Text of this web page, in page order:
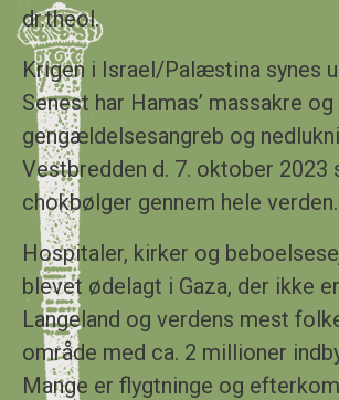
dr.theol.
Krigen i Israel/Palæstina synes
Senest har Hamas’ massakre
gengældelsesangreb og
Vestbredden d. 7. oktober 2023
chokbølger gennem hele verden.
Hospitaler, kirker og
blevet ødelagt i Gaza, der ikke
Langeland og verdens mest
område med ca. 2 millioner
Mange er flygtninge og